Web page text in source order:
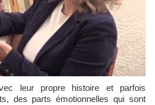
des parts émotionnelles qui sont